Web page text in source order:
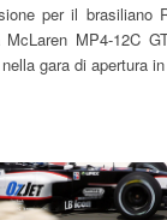
per il brasiliano
MP4-12C
gara di apertura